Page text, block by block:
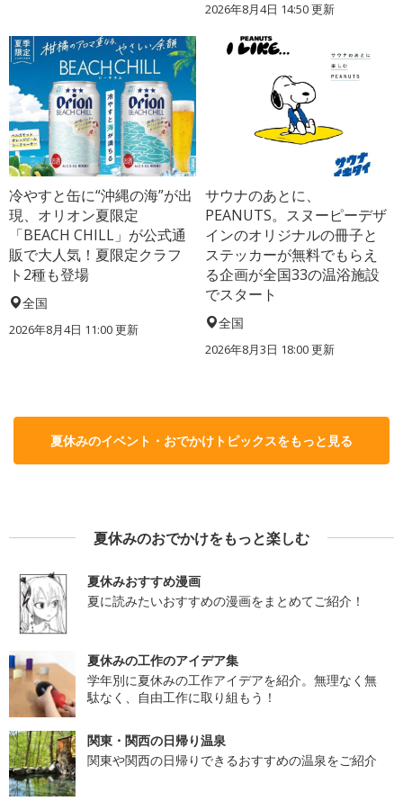
2026年8月4日 14:50更新
冷やすと缶に“沖縄の海”が出
現、オリオン夏限定
「BEACH CHILL」が公式通
販で大人気！夏限定クラフ
ト2種も登場
全国
2026年8月4日 11:00更新
サウナのあとに、
PEANUTS。スヌーピーデザ
インのオリジナルの冊子と
ステッカーが無料でもらえ
る企画が全国33の温浴施設
でスタート
全国
2026年8月3日 18:00更新
夏休みのイベント・おでかけトピックスをもっと見る
夏休みのおでかけをもっと楽しむ
夏休みおすすめ漫画
夏に読みたいおすすめの漫画をまとめてご紹介！
夏休みの工作のアイデア集
学年別に夏休みの工作アイデアを紹介。無理なく無
駄なく、自由工作に取り組もう！
関東・関西の日帰り温泉
関東や関西の日帰りできるおすすめの温泉をご紹介